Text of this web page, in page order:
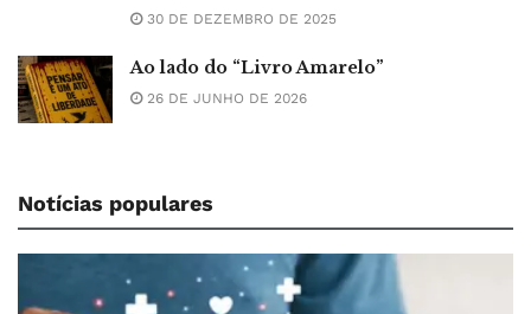
30 DE DEZEMBRO DE 2025
Ao lado do “Livro Amarelo”
26 DE JUNHO DE 2026
Notícias populares